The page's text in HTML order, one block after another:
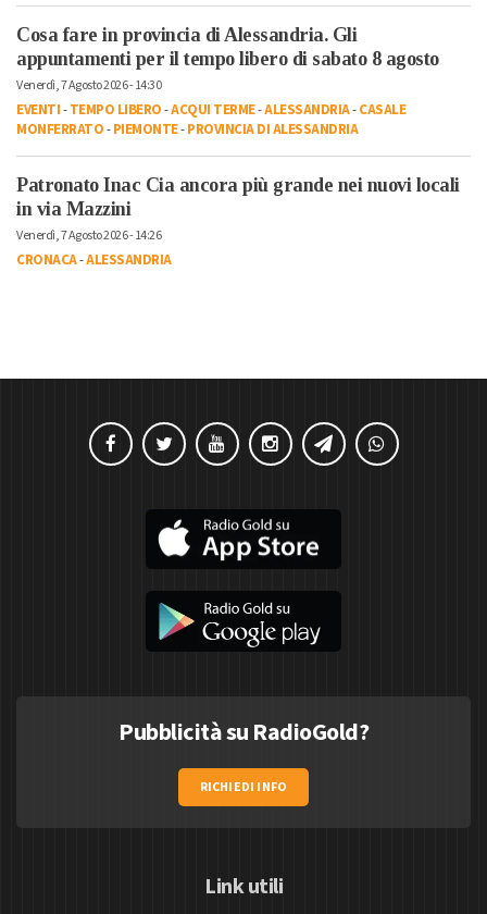
Cosa fare in provincia di Alessandria. Gli
appuntamenti per il tempo libero di sabato 8 agosto
Venerdì, 7 Agosto 2026 - 14:30
EVENTI-TEMPO LIBERO-ACQUI TERME-ALESSANDRIA-CASALE
MONFERRATO-PIEMONTE-PROVINCIA DI ALESSANDRIA
Patronato Inac Cia ancora più grande nei nuovi locali
in via Mazzini
Venerdì, 7 Agosto 2026 - 14:26
CRONACA-ALESSANDRIA
Pubblicità su RadioGold?
RICHIEDI INFO
Link utili